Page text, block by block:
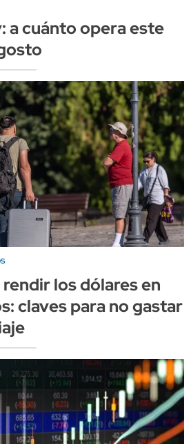
a cuánto opera este
los dólares en
claves para no gastar